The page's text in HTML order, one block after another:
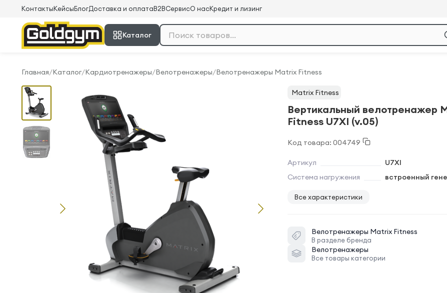
КонтактыКейсыБлогДоставка и оплатаB2BСервисО насКредит и лизинг
Каталог
Главная/Каталог/Кардиотренажеры/Велотренажеры/Велотренажеры Matrix Fitness
Matrix Fitness
Вертикальный велотренажер
Fitness U7XI (v.05)
Код товара: 004749
Артикул
U7XI
Система нагружения
встроенный
Все характеристики
Велотренажеры Matrix Fitness
В разделе бренда
Велотренажеры
Все товары категории